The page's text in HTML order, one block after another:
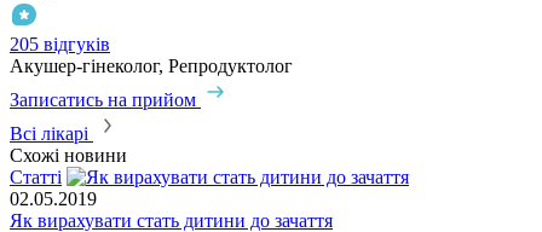
205 відгуків
Акушер-гінеколог, Репродуктолог
Записатись на прийом
Всі лікарі
Схожі новини
Статті
02.05.2019
Як вирахувати стать дитини до зачаття